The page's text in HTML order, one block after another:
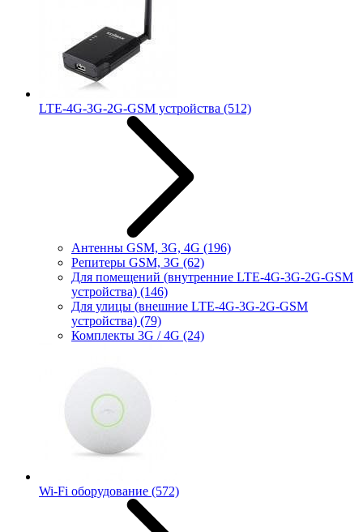
LTE-4G-3G-2G-GSM устройства (512)
Антенны GSM, 3G, 4G (196)
Репитеры GSM, 3G (62)
Для помещений (внутренние LTE-4G-3G-2G-GSM
устройства) (146)
Для улицы (внешние LTE-4G-3G-2G-GSM
устройства) (79)
Комплекты 3G / 4G (24)
Wi-Fi оборудование (572)